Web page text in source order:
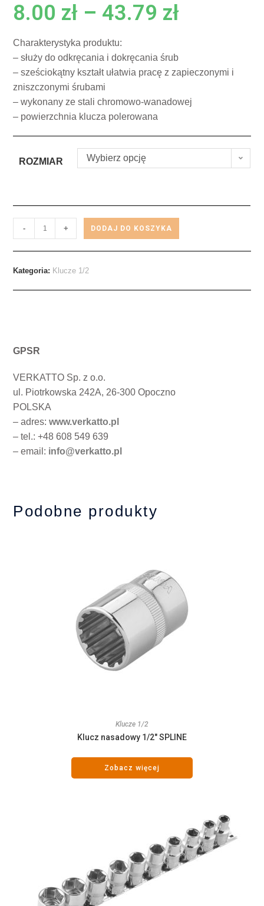
8.00 zł – 43.79 zł
Charakterystyka produktu:
– służy do odkręcania i dokręcania śrub
– sześciokątny kształt ułatwia pracę z zapieczonymi i
zniszczonymi śrubami
– wykonany ze stali chromowo-wanadowej
– powierzchnia klucza polerowana
ROZMIAR Wybierz opcję
- + DODAJ DO KOSZYKA
Kategoria: Klucze 1/2
GPSR
VERKATTO Sp. z o.o.
ul. Piotrkowska 242A, 26-300 Opoczno
POLSKA
– adres:www.verkatto.pl
– tel.: +48 608 549 639
– email: info@verkatto.pl
Podobne produkty
Klucze 1/2
Klucz nasadowy 1/2″ SPLINE
Zobacz więcej